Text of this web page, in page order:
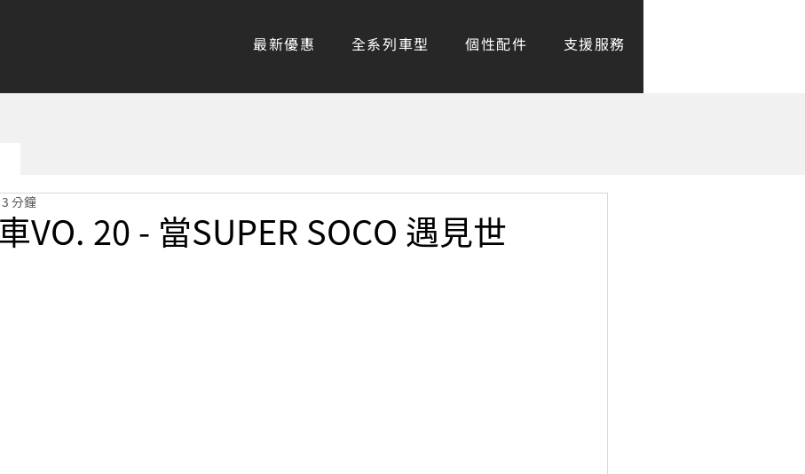
最新優惠 全系列車型 個性配件 支援服務
VO. 20 - 當SUPER SOCO 遇見世
分鐘